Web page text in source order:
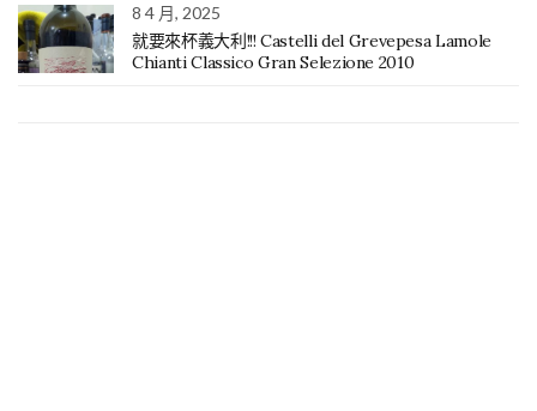
8 4 月, 2025
就要來杯義大利!!! Castelli del Grevepesa Lamole
Chianti Classico Gran Selezione 2010